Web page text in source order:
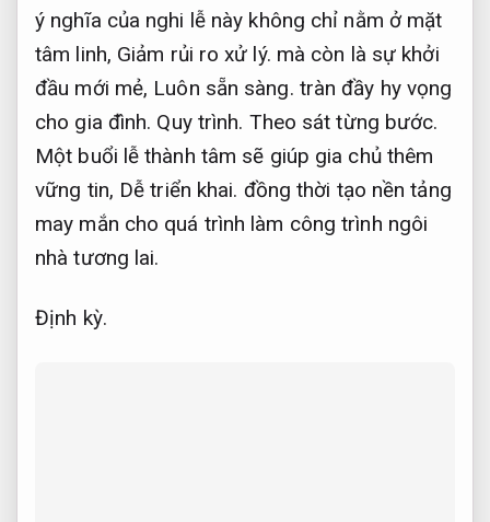
ý nghĩa của nghi lễ này không chỉ nằm ở mặt
tâm linh, Giảm rủi ro xử lý. mà còn là sự khởi
đầu mới mẻ, Luôn sẵn sàng. tràn đầy hy vọng
cho gia đình. Quy trình. Theo sát từng bước.
Một buổi lễ thành tâm sẽ giúp gia chủ thêm
vững tin, Dễ triển khai. đồng thời tạo nền tảng
may mắn cho quá trình làm công trình ngôi
nhà tương lai.
Định kỳ.